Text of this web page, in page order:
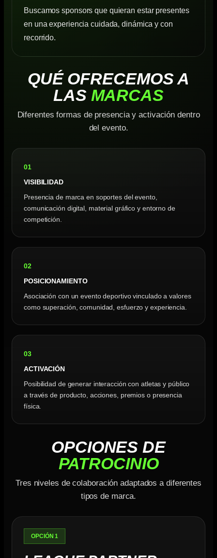
Buscamos sponsors que quieran estar presentes
en una experiencia cuidada, dinámica y con
recorrido.
QUÉ OFRECEMOS A
LAS MARCAS
Diferentes formas de presencia y activación dentro
del evento.
01
VISIBILIDAD
Presencia de marca en soportes del evento,
comunicación digital, material gráfico y entorno de
competición.
02
POSICIONAMIENTO
Asociación con un evento deportivo vinculado a valores
como superación, comunidad, esfuerzo y experiencia.
03
ACTIVACIÓN
Posibilidad de generar interacción con atletas y público
a través de producto, acciones, premios o presencia
física.
OPCIONES DE
PATROCINIO
Tres niveles de colaboración adaptados a diferentes
tipos de marca.
OPCIÓN 1